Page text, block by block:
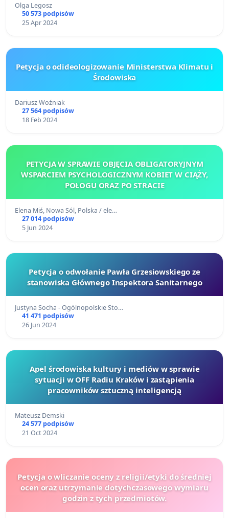
Olga Legosz
50 573 podpisów
25 Apr 2024
Petycja o odideologizowanie Ministerstwa Klimatu i
Środowiska
Dariusz Woźniak
27 564 podpisów
18 Feb 2024
PETYCJA W SPRAWIE OBJĘCIA OBLIGATORYJNYM
WSPARCIEM PSYCHOLOGICZNYM KOBIET W CIĄŻY,
POŁOGU ORAZ PO STRACIE
Elena Miś, Nowa Sól, Polska / ele…
27 014 podpisów
5 Jun 2024
Petycja o odwołanie Pawła Grzesiowskiego ze
stanowiska Głównego Inspektora Sanitarnego
Justyna Socha - Ogólnopolskie Sto…
41 471 podpisów
26 Jun 2024
Apel środowiska kultury i mediów w sprawie
sytuacji w OFF Radiu Kraków i zastąpienia
pracowników sztuczną inteligencją
Mateusz Demski
24 577 podpisów
21 Oct 2024
Petycja o wliczanie oceny z religii/etyki do średniej
ocen oraz utrzymanie dotychczasowego wymiaru
godzin z tych przedmiotów.